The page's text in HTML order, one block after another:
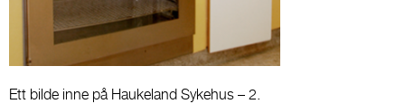
Ett bilde inne på Haukeland Sykehus – 2.